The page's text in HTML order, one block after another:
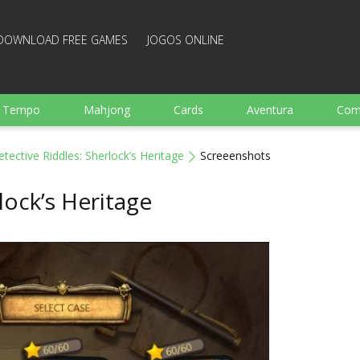
FREE GAMES JOGOS ONLINE
Mahjong Cards Aventura
Riddles: Sherlock’s Heritage Screeenshots
Heritage